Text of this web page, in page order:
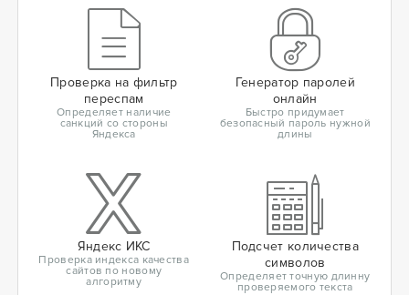
Проверка на фильтр
переспам
Определяет наличие
санкций со стороны
Яндекса
Генератор паролей
онлайн
Быстро придумает
безопасный пароль нужной
длины
Яндекс ИКС
Проверка индекса качества
сайтов по новому
алгоритму
Подсчет количества
символов
Определяет точную длинну
проверяемого текста